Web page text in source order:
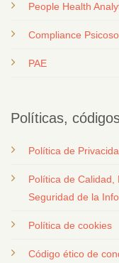
People Health
Compliance
PAE
Políticas,
Política de
Política de Calidad,
Seguridad de la
Política de cookies
Código ético de